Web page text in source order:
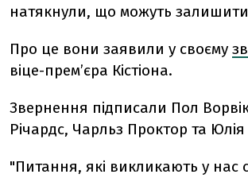
натякнули, що можуть
Про це вони заявили у своєму
віце-прем’єра Кістіона.
Звернення підписали Пол
Річардс, Чарльз Проктор та Юлія
"Питання, які викликають у нас